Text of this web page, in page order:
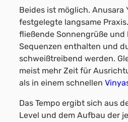
Beides ist möglich. Anusara
festgelegte langsame
fließende Sonnengrüße und
Sequenzen enthalten und
schweißtreibend werden.
meist mehr Zeit für
als in einem schnellen
Das Tempo ergibt sich aus
Level und dem Aufbau der